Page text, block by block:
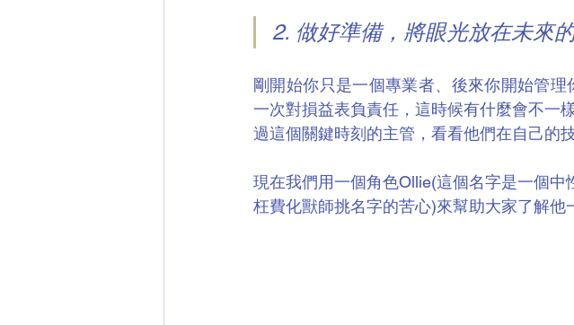
2. 做好準備，將眼光放在未來
剛開始你只是一個專業者、後來你開始管
一次對損益表負責任，這時候有什麼會不一
過這個關鍵時刻的主管，看看他們在自己的
現在我們用一個角色Ollie(這個名字是一個中
枉費化獸師挑名字的苦心)來幫助大家了解他